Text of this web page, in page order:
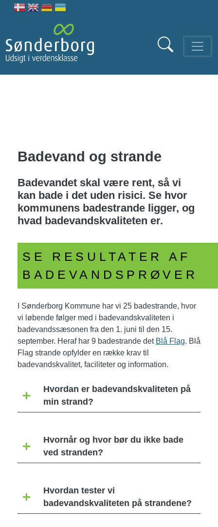
Badevand og strande
Badevandet skal være rent, så vi
kan bade i det uden risici. Se hvor
kommunens badestrande ligger, og
hvad badevandskvaliteten er.
SE RESULTATER AF
BADEVANDSPRØVER
I Sønderborg Kommune har vi 25 badestrande, hvor
vi løbende følger med i badevandskvaliteten i
badevandssæsonen fra den 1. juni til den 15.
september. Heraf har 9 badestrande det Blå Flag. Blå
Flag strande opfylder en række krav til
badevandskvalitet, faciliteter og information.
Hvordan er badevandskvaliteten på
min strand?
Hvornår og hvor bør du ikke bade
ved stranden?
Hvordan tester vi
badevandskvaliteten på strandene?